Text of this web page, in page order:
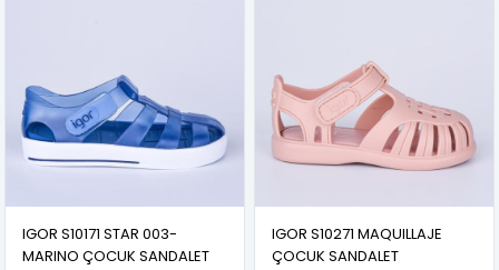
IGOR S10171 STAR 003-
MARINO ÇOCUK SANDALET
IGOR S10271 MAQUILLAJE
ÇOCUK SANDALET